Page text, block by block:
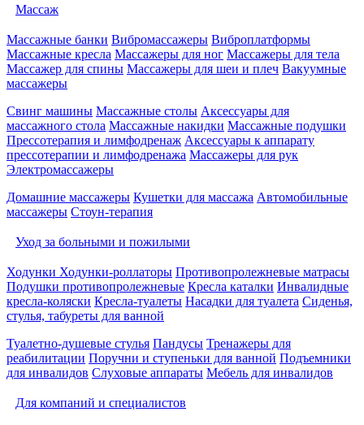
Массаж
Массажные банки Вибромассажеры Виброплатформы
Массажные кресла Массажеры для ног Массажеры для тела
Массажер для спины Массажеры для шеи и плеч Вакуумные
массажеры
Свинг машины Массажные столы Аксессуары для
массажного стола Массажные накидки Массажные подушки
Прессотерапия и лимфодренаж Аксессуары к аппарату
прессотерапии и лимфодренажа Массажеры для рук
Электромассажеры
Домашние массажеры Кушетки для массажа Автомобильные
массажеры Стоун-терапия
Уход за больными и пожилыми
Ходунки Ходунки-роллаторы Противопролежневые матрасы
Подушки противопролежневые Кресла каталки Инвалидные
кресла-коляски Кресла-туалеты Насадки для туалета Сиденья,
стулья, табуреты для ванной
Туалетно-душевые стулья Пандусы Тренажеры для
реабилитации Поручни и ступеньки для ванной Подъемники
для инвалидов Слуховые аппараты Мебель для инвалидов
Для компаний и специалистов